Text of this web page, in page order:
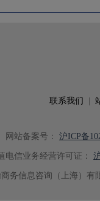
联系我们
网站备案号： 沪ICP备
电信业务经营许可证：
商务信息咨询（上海）